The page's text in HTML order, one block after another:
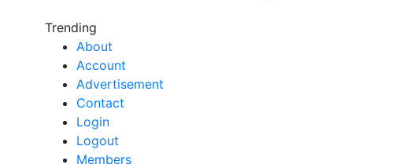
Trending
About
Account
Advertisement
Contact
Login
Logout
Members